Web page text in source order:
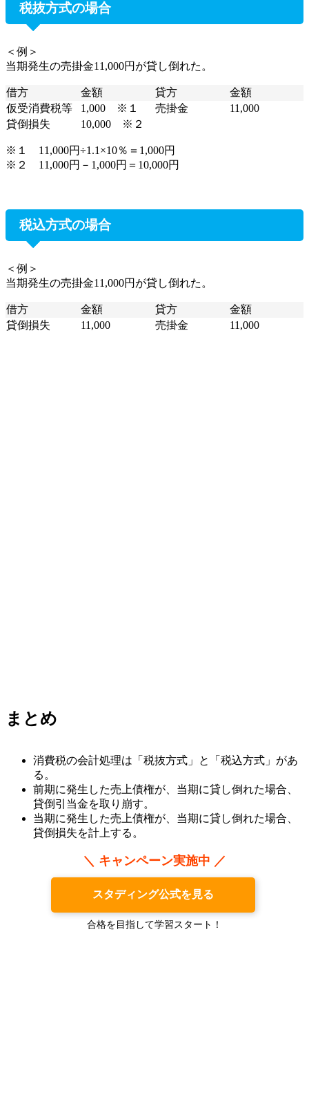
税抜方式の場合
＜例＞
当期発生の売掛金11,000円が貸し倒れた。
借方 金額 貸方
金額
仮受消費税等
1,000 ※１ 売掛金
11,000
貸倒損失
10,000 ※２
※１ 11,000円÷1.1×10％＝1,000円
※２ 11,000円－1,000円＝10,000円
税込方式の場合
＜例＞
当期発生の売掛金11,000円が貸し倒れた。
借方 金額 貸方
金額
貸倒損失
11,000 売掛金 11,000
まとめ
消費税の会計処理は「税抜方式」と「税込方式」があ
る。
前期に発生した売上債権が、当期に貸し倒れた場合、
貸倒引当金を取り崩す。
当期に発生した売上債権が、当期に貸し倒れた場合、
貸倒損失を計上する。
＼ キャンペーン実施中 ／
スタディング公式を見る
合格を目指して学習スタート！